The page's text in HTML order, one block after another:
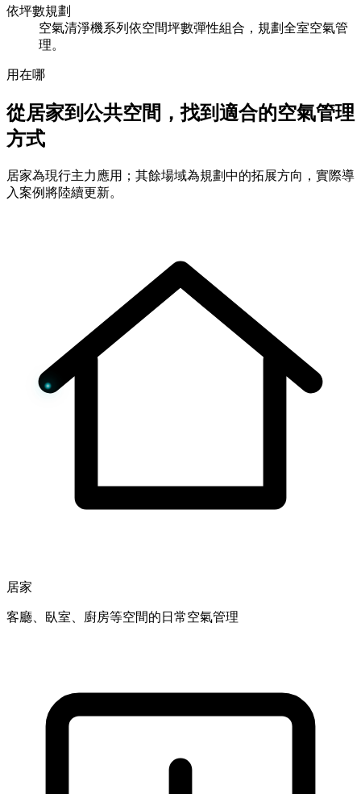
依坪數規劃
空氣清淨機系列依空間坪數彈性組合，規劃全室空氣管
理。
用在哪
從居家到公共空間，找到適合的空氣管理
方式
居家為現行主力應用；其餘場域為規劃中的拓展方向，實際導
入案例將陸續更新。
居家
客廳、臥室、廚房等空間的日常空氣管理